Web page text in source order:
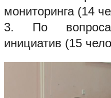
мониторинга (14
3. По
инициатив (15